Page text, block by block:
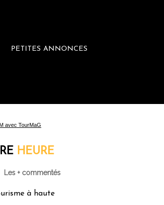
PETITES ANNONCES
Le groupe Sainte-Claire
HEURE
Les + commentés
à haute